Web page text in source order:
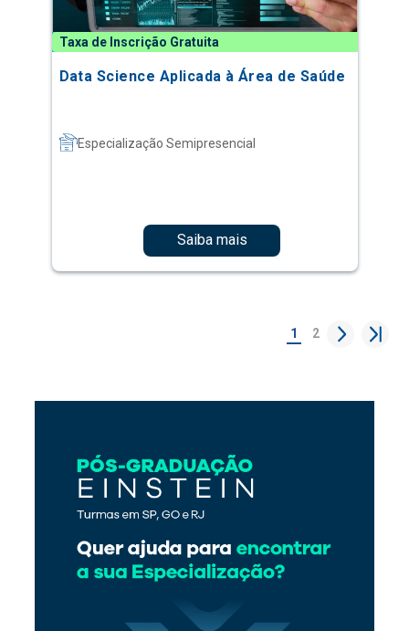
Taxa de Inscrição Gratuita
Data Science Aplicada à Área de Saúde
Especialização Semipresencial
Saiba mais
1 2